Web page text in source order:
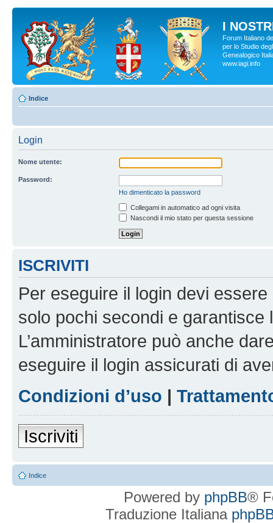
I
Forum Italiano
per lo Studio
Genealogico
www.iagi.info
Indice
Login
Nome utente:
Password:
Ho dimenticato la password
Collegami in automatico ad ogni visita
Nascondi il mio stato per questa sessione
ISCRIVITI
Per eseguire il login devi
solo pochi secondi e garantisce
L’amministratore può anche
eseguire il login assicurati di
Condizioni d’uso |
Iscriviti
Indice
Powered by phpBB®
Traduzione Italiana